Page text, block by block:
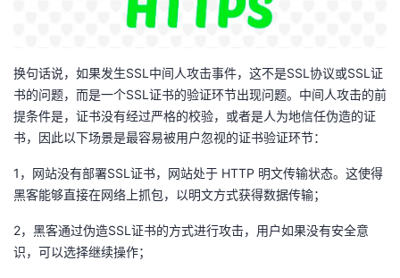
注
开
发
者
堂
的
Programs
我
的
支
我
换句话说，如果发生SSL中间人攻击事件，这不是SSL协议或SSL证
书的问题，而是一个SSL证书的验证环节出现问题。中间人攻击的前
提条件是，证书没有经过严格的校验，或者是人为地信任伪造的证
书，因此以下场景是最容易被用户忽视的证书验证环节：
1，网站没有部署SSL证书，网站处于 HTTP 明文传输状态。这使得
黑客能够直接在网络上抓包，以明文方式获得数据传输；
2，黑客通过伪造SSL证书的方式进行攻击，用户如果没有安全意
识，可以选择继续操作；